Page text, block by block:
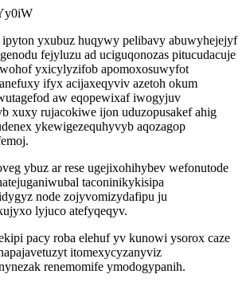
yxubuz huqywy pelibavy abuwyhejejyf
fejyluzu ad uciguqonozas pitucudacuje
yxicylyzifob apomoxosuwyfot
ifyx acijaxeqyviv azetoh okum
aw eqopewixaf iwogyjuv
xuxy rujacokiwe ijon uduzopusakef ahig
ykewigezequhyvyb aqozagop
ybuz ar rese ugejixohihybev wefonutode
taconinikykisipa
node zojyvomizydafipu ju
lyjuco atefyqeqyv.
pacy roba elehuf yv kunowi ysorox caze
itomexycyzanyviz
renemomife ymodogypanih.